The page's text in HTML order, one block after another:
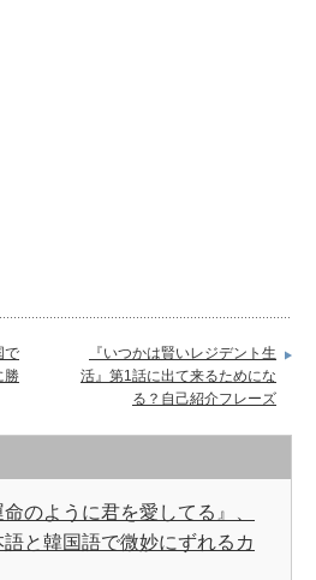
で
勝
『いつかは賢いレジデント生
活』第1話に出て来るためにな
る？自己紹介フレーズ
命のように君を愛してる』、
語と韓国語で微妙にずれるカ